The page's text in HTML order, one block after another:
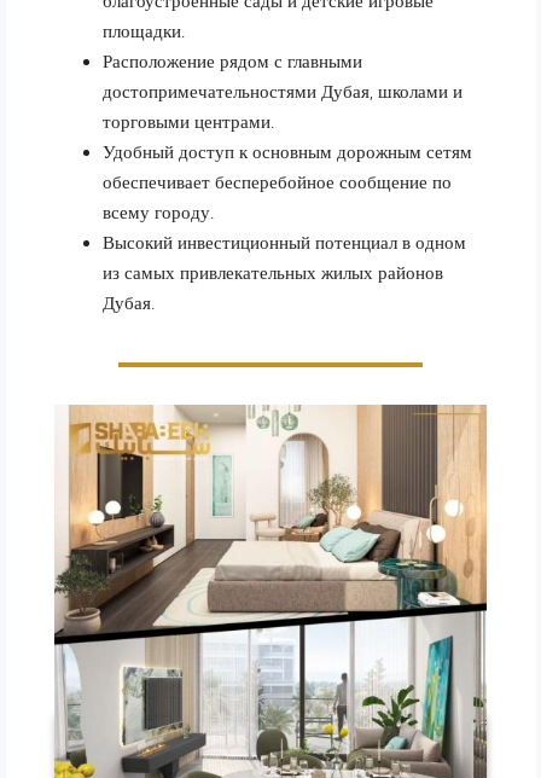
площадки.
Расположение рядом с главными
достопримечательностями Дубая, школами и
торговыми центрами.
Удобный доступ к основным дорожным сетям
обеспечивает бесперебойное сообщение по
всему городу.
Высокий инвестиционный потенциал в одном
из самых привлекательных жилых районов
Дубая.